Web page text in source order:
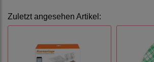
Zuletzt angesehen Artikel: